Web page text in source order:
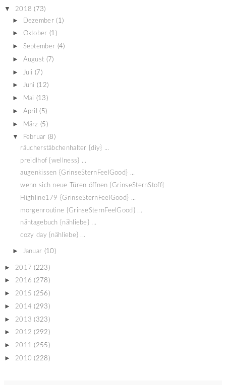
▼ 2018 (73)
► Dezember (1)
► Oktober (1)
► September (4)
► August (7)
► Juli (7)
► Juni (12)
► Mai (13)
► April (5)
► März (5)
▼ Februar (8)
räucherstäbchenhalter {diy} ...
preidlhof {wellness} ...
augenkissen {GrinseSternFeelGood} ...
wenn sich neue Türen öffnen {GrinseSternStoff}
Highline179 {GrinseSternFeelGood} ...
morgenroutine {GrinseSternFeelGood} ...
nähtagebuch {nähliebe} ...
cozy day {nähliebe} ...
► Januar (10)
► 2017 (223)
► 2016 (278)
► 2015 (256)
► 2014 (293)
► 2013 (323)
► 2012 (292)
► 2011 (255)
► 2010 (228)